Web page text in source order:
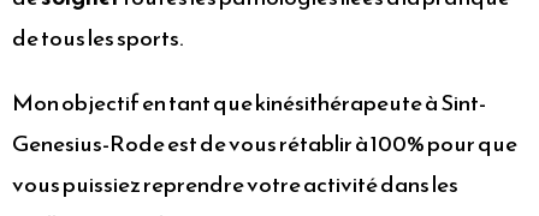
de tous les sports.
Mon objectif en tant que kinésithérapeute à Sint-
Genesius-Rode est de vous rétablir à 100% pour que
vous puissiez reprendre votre activité dans les